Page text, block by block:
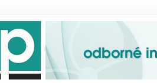
Odborné informace. Online.